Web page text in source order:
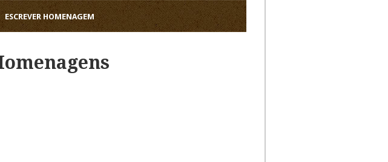
ESCREVER HOMENAGEM